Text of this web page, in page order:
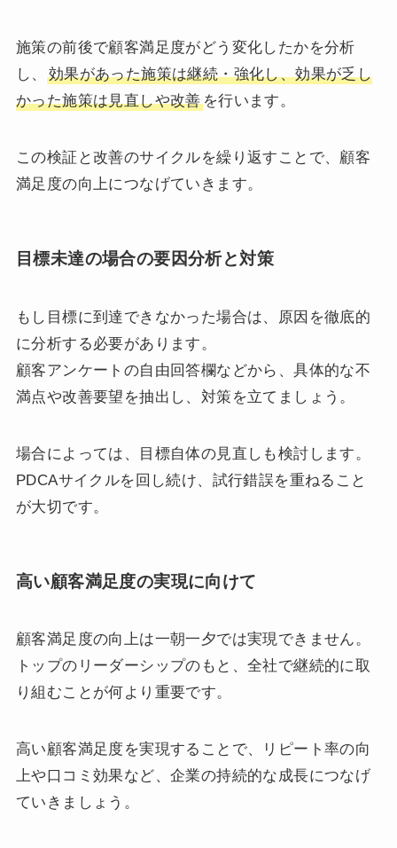
施策の前後で顧客満足度がどう変化したかを分析
し、
効果があった施策は継続・強化し、効果が乏し
かった施策は見直しや改善を行います。
この検証と改善のサイクルを繰り返すことで、顧客
満足度の向上につなげていきます。
目標未達の場合の要因分析と対策
もし目標に到達できなかった場合は、原因を徹底的
に分析する必要があります。
顧客アンケートの自由回答欄などから、具体的な不
満点や改善要望を抽出し、対策を立てましょう。
場合によっては、目標自体の見直しも検討します。
PDCAサイクルを回し続け、試行錯誤を重ねること
が大切です。
高い顧客満足度の実現に向けて
顧客満足度の向上は一朝一夕では実現できません。
トップのリーダーシップのもと、全社で継続的に取
り組むことが何より重要です。
高い顧客満足度を実現することで、リピート率の向
上や口コミ効果など、企業の持続的な成長につなげ
ていきましょう。